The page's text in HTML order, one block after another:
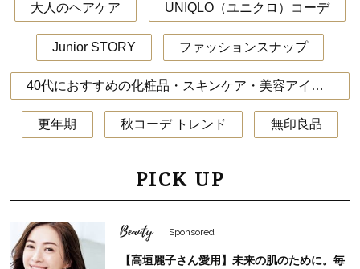
大人のヘアケア UNIQLO（ユニクロ）コーデ
Junior STORY ファッションスナップ
40代におすすめの化粧品・スキンケア・美容アイテム
更年期 秋コーデ トレンド 無印良品
PICK UP
Beauty Sponsored
【高垣麗子さん愛用】未来の肌のために。毎